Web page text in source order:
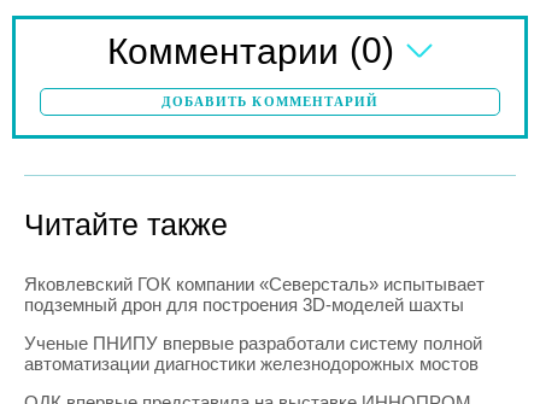
Комментарии (0)
ДОБАВИТЬ КОММЕНТАРИЙ
Читайте также
Яковлевский ГОК компании «Северсталь» испытывает
подземный дрон для построения 3D-моделей шахты
Ученые ПНИПУ впервые разработали систему полной
автоматизации диагностики железнодорожных мостов